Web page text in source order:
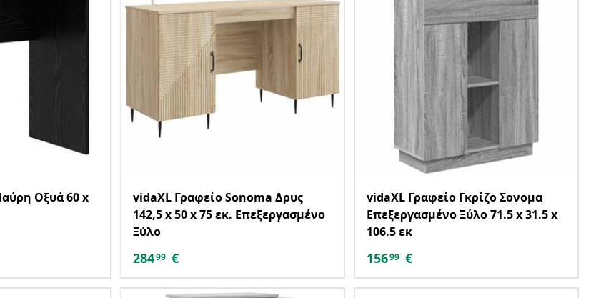
Οξυά 60 x
vidaXL Γραφείο Sonoma Δρυς
142,5 x 50 x 75 εκ. Επεξεργασμένο
Ξύλο
28499 €
vidaXL Γραφείο Γκρίζο Σονομα
Επεξεργασμένο Ξύλο 71.5 x 31.5 x
106.5 εκ
15699 €